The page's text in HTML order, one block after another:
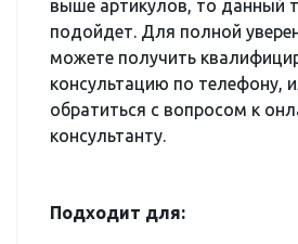
выше артикулов, то данный
подойдет. Для полной
можете получить
консультацию по телефону,
обратиться с вопросом к
консультанту.
Подходит для: